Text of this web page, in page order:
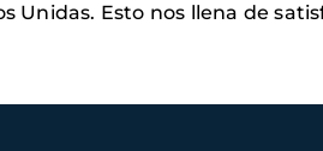
Unidas. Esto nos llena de